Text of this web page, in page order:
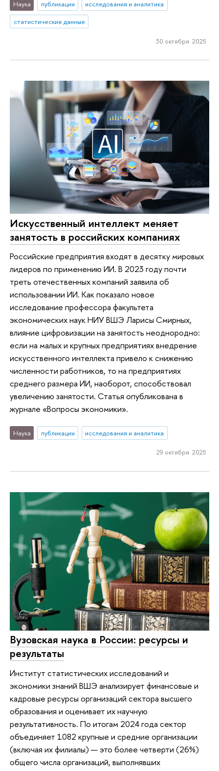
Наука публикации
исследования и аналитика
статистические данные
30 октября 2025
Искусственный интеллект меняет
занятость в российских компаниях
Российские предприятия входят в десятку мировых
лидеров по применению ИИ. В 2023 году почти
треть отечественных компаний заявила об
использовании ИИ. Как показало новое
исследование профессора факультета
экономических наук НИУ ВШЭ Ларисы Смирных,
влияние цифровизации на занятость неоднородно:
если на малых и крупных предприятиях внедрение
искусственного интеллекта привело к снижению
численности работников, то на предприятиях
среднего размера ИИ, наоборот, способствовал
увеличению занятости. Статья опубликована в
журнале «Вопросы экономики».
Наука публикации исследования и аналитика
29 октября 2025
Вузовская наука в России: ресурсы и
результаты
Институт статистических исследований и
экономики знаний ВШЭ анализирует финансовые и
кадровые ресурсы организаций сектора высшего
образования и оценивает их научную
результативность. По итогам 2024 года сектор
объединяет 1082 крупные и средние организации
(включая их филиалы) — это более четверти (26%)
общего числа организаций, выполнявших